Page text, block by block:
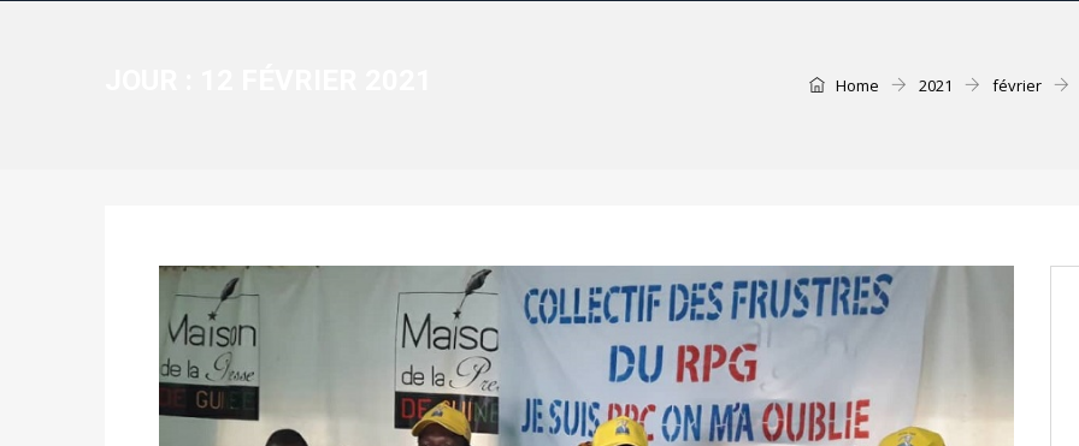
Politique-Double scrutin du 31 mai : retrait des cartes d’électeurs possible
Délégués de bureaux de vote : vos informations à transmettre
avant le 16 mai 2026 à 16h
Home 2021 février